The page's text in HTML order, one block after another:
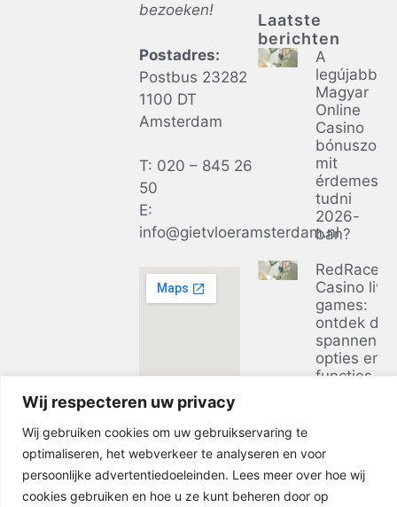
Wij respecteren uw privacy
Wij gebruiken cookies om uw gebruikservaring te
optimaliseren, het webverkeer te analyseren en voor
persoonlijke advertentiedoeleinden. Lees meer over hoe wij
cookies gebruiken en hoe u ze kunt beheren door op
bezoeken!
Postadres:
Postbus 23282
1100 DT
Amsterdam
T: 020 – 845 26
50
E:
info@gietvloeramsterdam.nl
Laatste
berichten
A
legújabb
Magyar
Online
Casino
bónuszok:
mit
érdemes
tudni
2026-
ban?
RedRacer
Casino live
games:
ontdek de
opties en
functies
bij
in 2026